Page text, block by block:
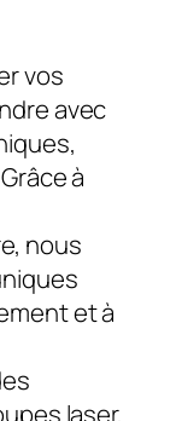
vos
avec
à
nous
et à
laser,